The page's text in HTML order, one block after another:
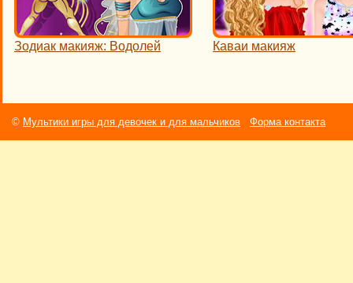
Зодиак макияж: Водолей Каваи макияж
© Мультики игры для девочек и для мальчиков Форма контакта